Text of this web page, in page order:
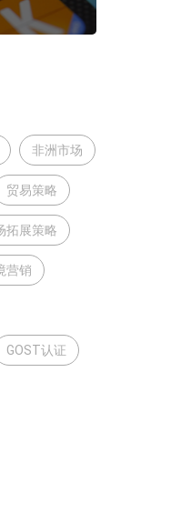
非洲市场
贸易策略
拓展策略
营销
GOST认证